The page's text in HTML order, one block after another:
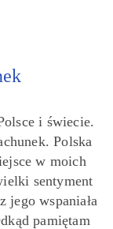
i świecie.
Polska
w moich
sentyment
wspaniała
pamiętam